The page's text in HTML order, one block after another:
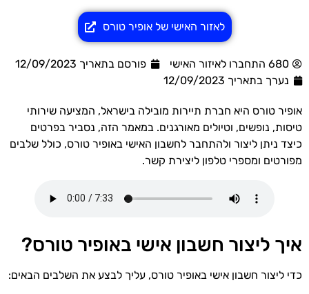
לאזור האישי של אופיר טורס
680 התחברו לאיזור האישי
פורסם בתאריך 12/09/2023
נערך בתאריך 12/09/2023
אופיר טורס היא חברת תיירות מובילה בישראל, המציעה שירותי
טיסות, נופשים, וטיולים מאורגנים. במאמר הזה, נסביר בפרטים
כיצד ניתן ליצור ולהתחבר לחשבון האישי באופיר טורס, כולל שלבים
מפורטים ומספרי טלפון ליצירת קשר.
איך ליצור חשבון אישי באופיר טורס?
כדי ליצור חשבון אישי באופיר טורס, עליך לבצע את השלבים הבאים: